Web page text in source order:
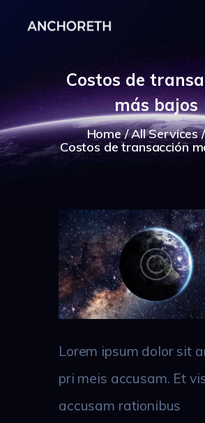
Costos de
más bajos
Home All Services
Costos de transacción
FINANCE
HEALTCARE
TECH
MARKETS
Lorem ipsum dolor sit
pri meis accusam. Et
accusam rationibus